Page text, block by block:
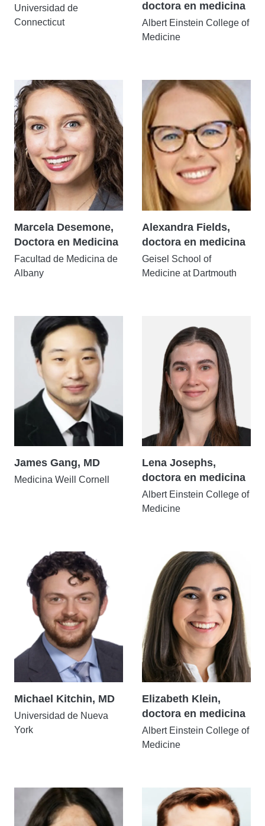
Universidad de
Connecticut
doctora en medicina
Albert Einstein College of
Medicine
Marcela Desemone,
Doctora en Medicina
Facultad de Medicina de
Albany
Alexandra Fields,
doctora en medicina
Geisel School of
Medicine at Dartmouth
James Gang, MD
Medicina Weill Cornell
Lena Josephs,
doctora en medicina
Albert Einstein College of
Medicine
Michael Kitchin, MD
Universidad de Nueva
York
Elizabeth Klein,
doctora en medicina
Albert Einstein College of
Medicine